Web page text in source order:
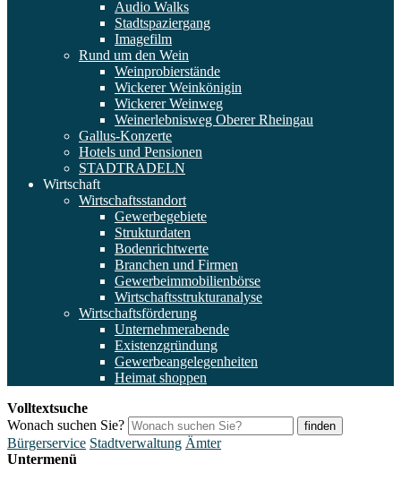
Audio Walks
Stadtspaziergang
Imagefilm
Rund um den Wein
Weinprobierstände
Wickerer Weinkönigin
Wickerer Weinweg
Weinerlebnisweg Oberer Rheingau
Gallus-Konzerte
Hotels und Pensionen
STADTRADELN
Wirtschaft
Wirtschaftsstandort
Gewerbegebiete
Strukturdaten
Bodenrichtwerte
Branchen und Firmen
Gewerbeimmobilienbörse
Wirtschaftsstrukturanalyse
Wirtschaftsförderung
Unternehmerabende
Existenzgründung
Gewerbeangelegenheiten
Heimat shoppen
Volltextsuche
Wonach suchen Sie?
finden
Bürgerservice Stadtverwaltung Ämter
Untermenü